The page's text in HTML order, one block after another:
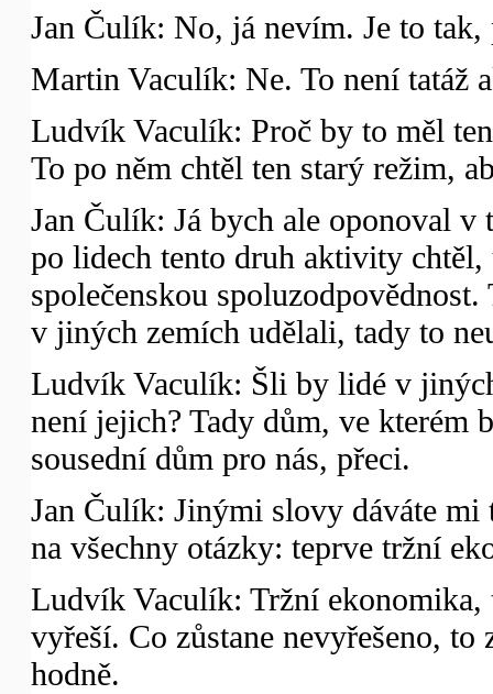
Jan Čulík: No, já nevím. Je to tak,
Martin Vaculík: Ne. To není tatáž
Ludvík Vaculík: Proč by to měl
To po něm chtěl ten starý režim,
Jan Čulík: Já bych ale oponoval
po lidech tento druh aktivity
společenskou
v jiných zemích udělali, tady to
Ludvík Vaculík: Šli by lidé v
není jejich? Tady dům, ve kterém
sousední dům pro nás, přeci.
Jan Čulík: Jinými slovy dáváte mi
na všechny otázky: teprve tržní
Ludvík Vaculík: Tržní ekonomika,
vyřeší. Co zůstane nevyřešeno, to
hodně.